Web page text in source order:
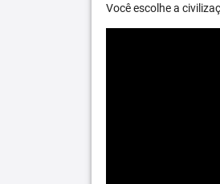
Você escolhe a